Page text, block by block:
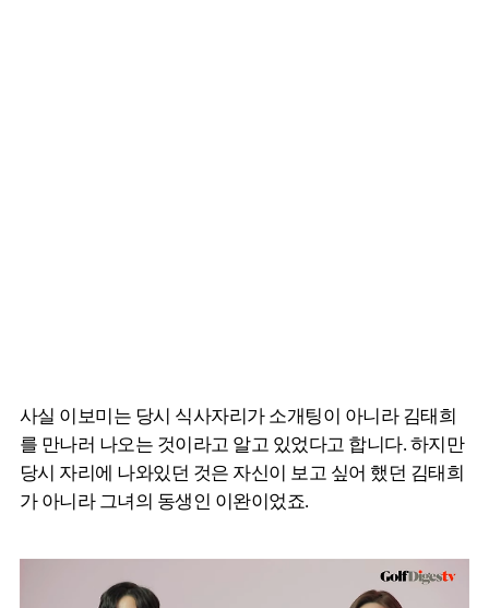
사실 이보미는 당시 식사자리가 소개팅이 아니라 김태희
를 만나러 나오는 것이라고 알고 있었다고 합니다. 하지만
당시 자리에 나와있던 것은 자신이 보고 싶어 했던 김태희
가 아니라 그녀의 동생인 이완이었죠.